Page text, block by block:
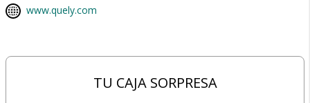
www.quely.com
TU CAJA SORPRESA